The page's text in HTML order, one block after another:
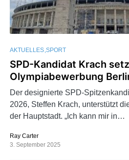
AKTUELLES SPORT
SPD-Kandidat Krach
Olympiabewerbung
Der designierte SPD-
2026, Steffen Krach, unterstützt
der Hauptstadt. „Ich kann mir in…
Ray Carter
3. September 2025